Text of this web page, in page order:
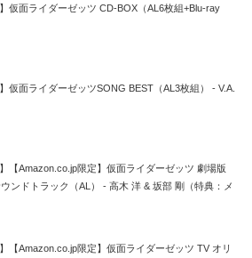
】仮面ライダーゼッツ CD-BOX（AL6枚組+Blu-ray
仮面ライダーゼッツSONG BEST（AL3枚組） - V.A.
】【Amazon.co.jp限定】仮面ライダーゼッツ 劇場版
ンドトラック（AL） - 高木 洋 & 坂部 剛（特典：メ
】【Amazon.co.jp限定】仮面ライダーゼッツ TV オリ